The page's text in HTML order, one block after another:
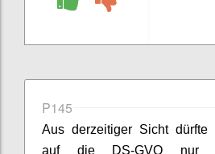
P145
Aus derzeitiger Sicht dürfte
auf die DS-GVO nur